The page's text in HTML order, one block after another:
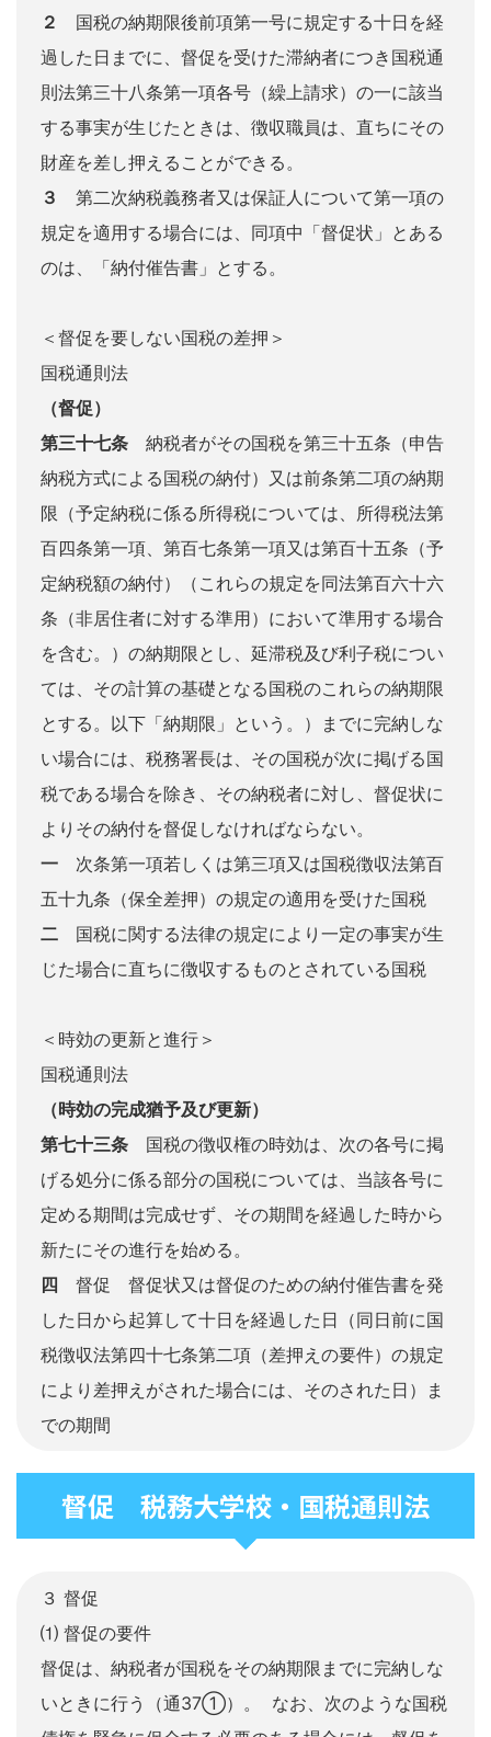
２
国税の納期限後前項第一号に規定する十日を経
過した日までに、督促を受けた滞納者につき国税通
則法第三十八条第一項各号（繰上請求）の一に該当
する事実が生じたときは、徴収職員は、直ちにその
財産を差し押えることができる。
３
第二次納税義務者又は保証人について第一項の
規定を適用する場合には、同項中「督促状」とある
のは、「納付催告書」とする。
＜督促を要しない国税の差押＞
国税通則法
（督促）
第三十七条 納税者がその国税を第三十五条（申告
納税方式による国税の納付）又は前条第二項の納期
限（予定納税に係る所得税については、所得税法第
百四条第一項、第百七条第一項又は第百十五条（予
定納税額の納付）（これらの規定を同法第百六十六
条（非居住者に対する準用）において準用する場合
を含む。）の納期限とし、延滞税及び利子税につい
ては、その計算の基礎となる国税のこれらの納期限
とする。以下「納期限」という。）までに完納しな
い場合には、税務署長は、その国税が次に掲げる国
税である場合を除き、その納税者に対し、督促状に
よりその納付を督促しなければならない。
一 次条第一項若しくは第三項又は国税徴収法第百
五十九条（保全差押）の規定の適用を受けた国税
二 国税に関する法律の規定により一定の事実が生
じた場合に直ちに徴収するものとされている国税
＜時効の更新と進行＞
国税通則法
（時効の完成猶予及び更新）
第七十三条 国税の徴収権の時効は、次の各号に掲
げる処分に係る部分の国税については、当該各号に
定める期間は完成せず、その期間を経過した時から
新たにその進行を始める。
四 督促 督促状又は督促のための納付催告書を発
した日から起算して十日を経過した日（同日前に国
税徴収法第四十七条第二項（差押えの要件）の規定
により差押えがされた場合には、そのされた日）ま
での期間
督促 税務大学校・国税通則法
３ 督促
⑴ 督促の要件
督促は、納税者が国税をその納期限までに完納しな
いときに行う（通37①）。 なお、次のような国税